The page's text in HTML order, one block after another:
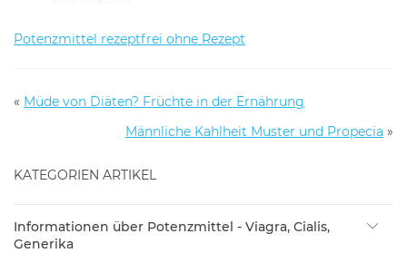
Potenzmittel rezeptfrei ohne Rezept
« Müde von Diäten? Früchte in der Ernährung
Männliche Kahlheit Muster und Propecia »
KATEGORIEN ARTIKEL
Informationen über Potenzmittel - Viagra, Cialis,
Generika